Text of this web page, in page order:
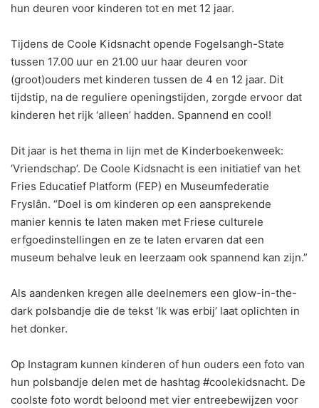
hun deuren voor kinderen tot en met 12 jaar.
Tijdens de Coole Kidsnacht opende Fogelsangh-State
tussen 17.00 uur en 21.00 uur haar deuren voor
(groot)ouders met kinderen tussen de 4 en 12 jaar. Dit
tijdstip, na de reguliere openingstijden, zorgde ervoor dat
kinderen het rijk ‘alleen’ hadden. Spannend en cool!
Dit jaar is het thema in lijn met de Kinderboekenweek:
‘Vriendschap’. De Coole Kidsnacht is een initiatief van het
Fries Educatief Platform (FEP) en Museumfederatie
Fryslân. “Doel is om kinderen op een aansprekende
manier kennis te laten maken met Friese culturele
erfgoedinstellingen en ze te laten ervaren dat een
museum behalve leuk en leerzaam ook spannend kan zijn.”
Als aandenken kregen alle deelnemers een glow-in-the-
dark polsbandje die de tekst ‘Ik was erbij’ laat oplichten in
het donker.
Op Instagram kunnen kinderen of hun ouders een foto van
hun polsbandje delen met de hashtag #coolekidsnacht. De
coolste foto wordt beloond met vier entreebewijzen voor